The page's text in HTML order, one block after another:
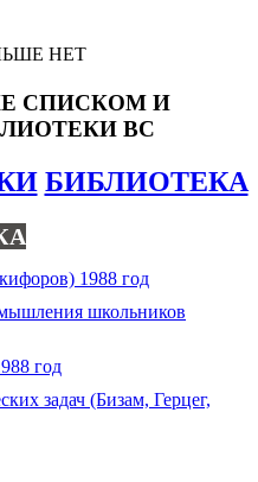
НЕТ
СПИСКОМ И
ВС
БИБЛИОТЕКА